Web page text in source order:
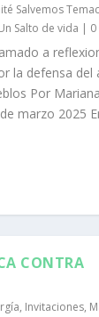
Salvemos
Salto de vida | 0
a
la defensa del
Por
marzo 2025
CONTRA
, Invitaciones,